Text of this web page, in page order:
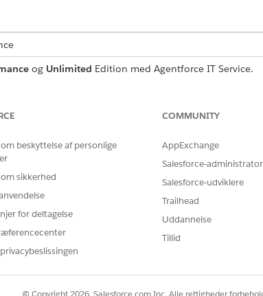
og Unlimited Edition med Agentforce IT Service.
hvad der er inkluderet i skabelonen.
skabelon registrerer disse detaljer fra
det aktiv, der kræver adgang.
der anmodes om, f.eks. administrator- eller USB-
Dato og tidspunkt, hvor adgangen udløber.
for adgangsanmodningen.
beskyttelse af personlige
sikkerhed
for deltagelse
COMMUNITY
AppExchange
Salesforce-
Salesforce-udviklere
Trailhead
Uddannelse
Tillid
© Copyright 2026, Salesforce.com Inc. Alle rettigheder